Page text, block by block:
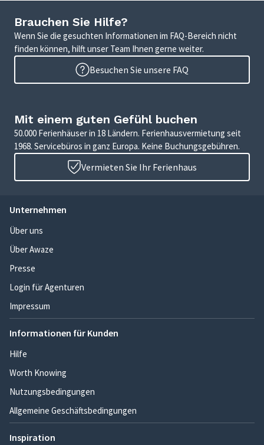
Brauchen Sie Hilfe?
Wenn Sie die gesuchten Informationen im FAQ-Bereich nicht
finden können, hilft unser Team Ihnen gerne weiter.
Besuchen Sie unsere FAQ
Mit einem guten Gefühl buchen
50.000 Ferienhäuser in 18 Ländern. Ferienhausvermietung seit
1968. Servicebüros in ganz Europa. Keine Buchungsgebühren.
Vermieten Sie Ihr Ferienhaus
Unternehmen
Über uns
Über Awaze
Presse
Login für Agenturen
Impressum
Informationen für Kunden
Hilfe
Worth Knowing
Nutzungsbedingungen
Allgemeine Geschäftsbedingungen
Inspiration